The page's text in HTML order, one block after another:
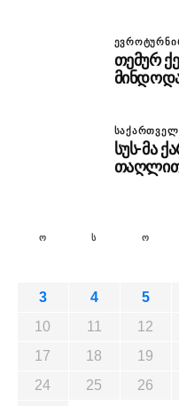
თემურ
სუს-მა
ო ს ო
3
4 5
10
11 12
17
18 19
24
25 26